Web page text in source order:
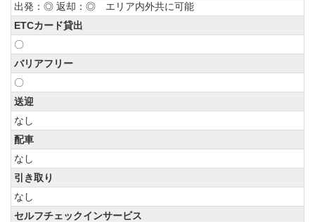
出発：◎ 返却：◎ エリア内外共に可能
ETCカード貸出
〇
バリアフリー
〇
送迎
なし
配車
なし
引き取り
なし
セルフチェックインサービス